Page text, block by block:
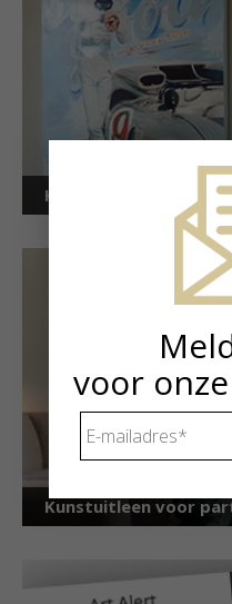
Kunstuitleen voor
Kunstuitleen voor
voor
mailadres *